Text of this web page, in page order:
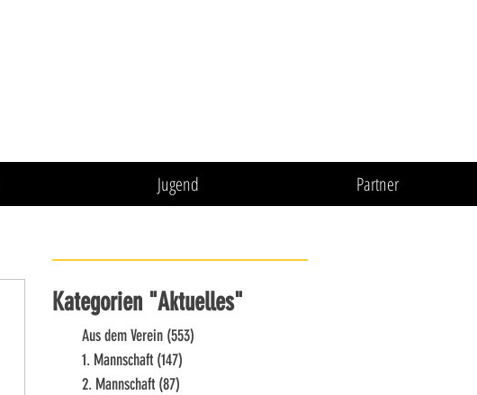
Jugend Partner
Kategorien "Aktuelles"
Aus dem Verein (553)
1. Mannschaft (147)
2. Mannschaft (87)